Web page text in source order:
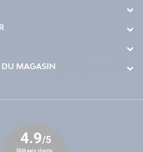
MAGASIN